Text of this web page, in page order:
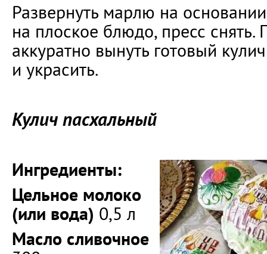
Развернуть марлю на
на плоское блюдо, пресс снять.
аккуратно вынуть готовый
и украсить.
Кулич пасхальный
Ингредиенты:
Цельное молоко
(или вода) 0,5 л
Масло сливочное